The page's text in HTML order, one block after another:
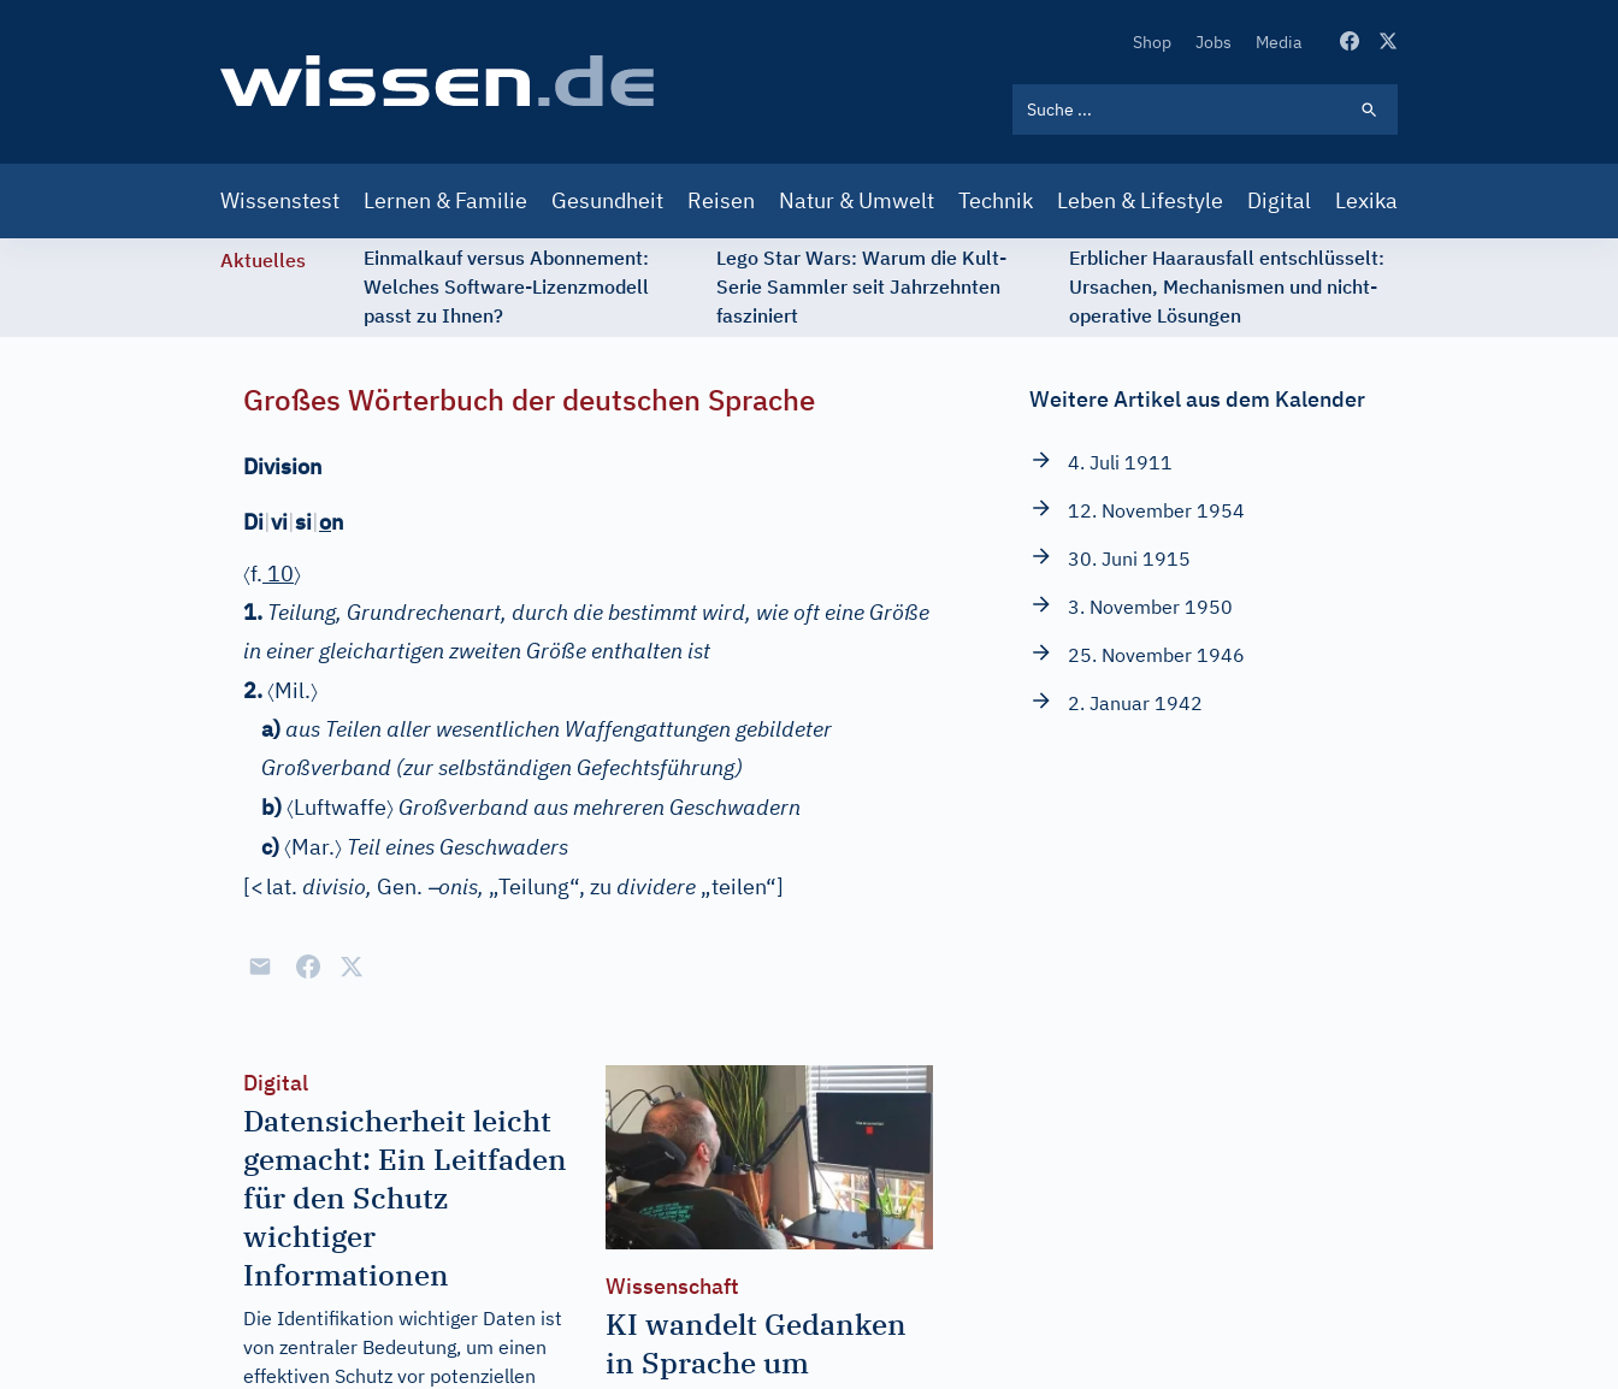
Secondary
Shop Jobs Media
navigation
Wissenstest Lernen & Familie Gesundheit Reisen Natur & Umwelt Technik Leben & Lifestyle Digital Lexika
Aktuelles
Einmalkauf versus Abonnement:
Welches Software-Lizenzmodell
passt zu Ihnen?
Lego Star Wars: Warum die Kult-
Serie Sammler seit Jahrzehnten
fasziniert
Erblicher Haarausfall entschlüsselt:
Ursachen, Mechanismen und nicht-
operative Lösungen
Großes Wörterbuch der deutschen Sprache
Division
Di|vi|si|on
〈f. 10〉
1. Teilung, Grundrechenart, durch die bestimmt wird, wie oft eine Größe
in einer gleichartigen zweiten Größe enthalten ist
2.〈Mil.〉
a) aus Teilen aller wesentlichen Waffengattungen gebildeter
Großverband (zur selbständigen Gefechtsführung)
b)〈Luftwaffe〉 Großverband aus mehreren Geschwadern
c)〈Mar.〉 Teil eines Geschwaders
[<lat. divisio, Gen. –onis, „Teilung“, zu dividere „teilen“]
Digital
Datensicherheit leicht
gemacht: Ein Leitfaden
für den Schutz
wichtiger
Informationen
Die Identifikation wichtiger Daten ist
von zentraler Bedeutung, um einen
effektiven Schutz vor potenziellen
Wissenschaft
KI wandelt Gedanken
in Sprache um
Weitere Artikel aus dem Kalender
4. Juli 1911
12. November 1954
30. Juni 1915
3. November 1950
25. November 1946
2. Januar 1942